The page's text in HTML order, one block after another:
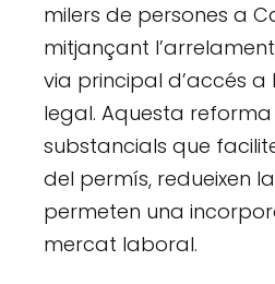
milers de persones a
mitjançant
via principal d’accés a
legal. Aquesta
substancials que
del permís, redueixen
permeten una
mercat laboral.